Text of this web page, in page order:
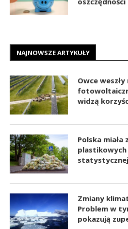
NAJNOWSZE ARTYKUŁY
Owce
widzą
Polska miała
plastikowych
Zmiany
Problem w
pokazują